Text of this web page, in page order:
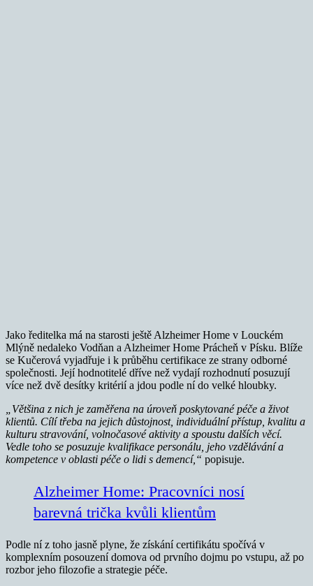
Jako ředitelka má na starosti ještě Alzheimer Home v Louckém
Mlýně nedaleko Vodňan a Alzheimer Home Prácheň v Písku. Blíže
se Kučerová vyjadřuje i k průběhu certifikace ze strany odborné
společnosti. Její hodnotitelé dříve než vydají rozhodnutí posuzují
více než dvě desítky kritérií a jdou podle ní do velké hloubky.
„Většina z nich je zaměřena na úroveň poskytovanépéče a život
klientů. Cílí třeba na jejich důstojnost, individuální přístup, kvalitu a
kulturu stravování, volnočasovéaktivity a spoustu dalších věcí.
Vedle toho se posuzuje kvalifikace personálu, jeho vzdělávání a
kompetence v oblasti péče o lidi s demencí,“ popisuje.
Alzheimer Home: Pracovníci nosí
barevná trička kvůli klientům
Podle ní z toho jasně plyne, že získání certifikátu spočívá v
komplexním posouzení domova od prvního dojmu po vstupu, až po
rozbor jeho filozofie a strategie péče.